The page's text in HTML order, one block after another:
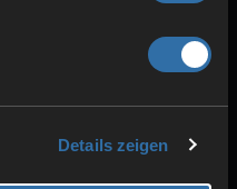
Details zeigen